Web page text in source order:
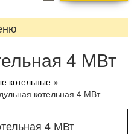
4 МВт
котельные »
котельная 4 МВт
4 МВт